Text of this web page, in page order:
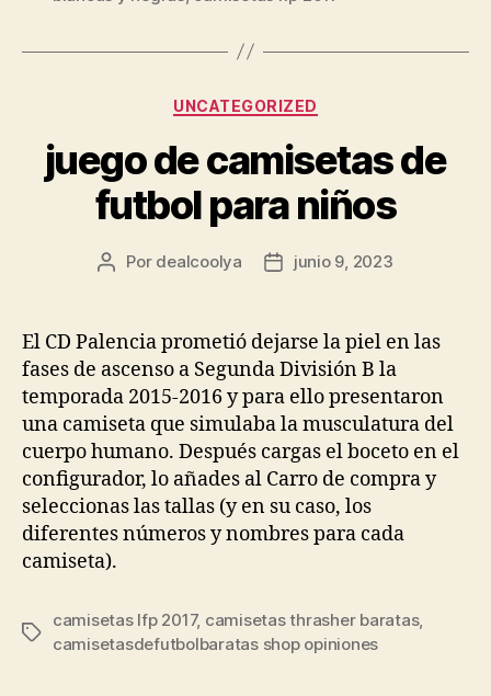
Categorías
UNCATEGORIZED
juego de camisetas de
futbol para niños
Autor
entrada
Por dealcoolya
Fecha
entrada
junio 9, 2023
El CD Palencia prometió dejarse la piel en las
fases de ascenso a Segunda División B la
temporada 2015-2016 y para ello presentaron
una camiseta que simulaba la musculatura del
cuerpo humano. Después cargas el boceto en el
configurador, lo añades al Carro de compra y
seleccionas las tallas (y en su caso, los
diferentes números y nombres para cada
camiseta).
Etiquetas
camisetas lfp 2017, camisetas thrasher baratas,
camisetasdefutbolbaratas shop opiniones